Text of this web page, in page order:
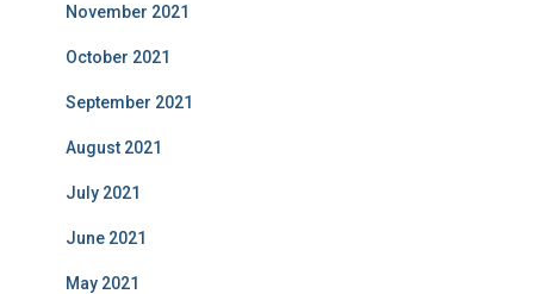
November 2021
October 2021
September 2021
August 2021
July 2021
June 2021
May 2021